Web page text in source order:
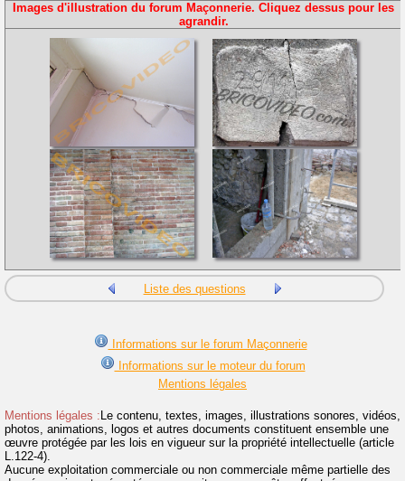
Images d'illustration du forum Maçonnerie. Cliquez dessus pour les
agrandir.
Liste des questions
Informations sur le forum Maçonnerie
Informations sur le moteur du forum
Mentions légales
Mentions légales : Le contenu, textes, images, illustrations sonores, vidéos,
photos, animations, logos et autres documents constituent ensemble une
œuvre protégée par les lois en vigueur sur la propriété intellectuelle (article
L.122-4).
Aucune exploitation commerciale ou non commerciale même partielle des